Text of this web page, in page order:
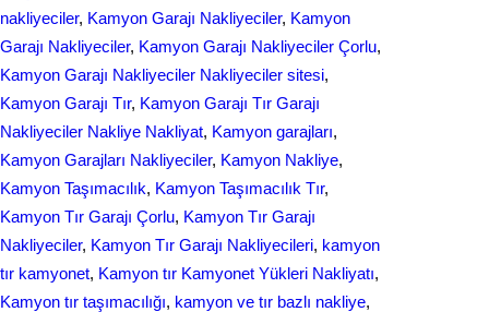
nakliyeciler, Kamyon Garajı Nakliyeciler, Kamyon
Garajı Nakliyeciler, Kamyon Garajı Nakliyeciler Çorlu
Kamyon Garajı Nakliyeciler Nakliyeciler sitesi
Kamyon Garajı Tır, Kamyon Garajı Tır Garajı
Nakliyeciler Nakliye Nakliyat, Kamyon garajları
Kamyon Garajları Nakliyeciler, Kamyon Nakliye
Kamyon Taşımacılık, Kamyon Taşımacılık Tır
Kamyon Tır Garajı Çorlu, Kamyon Tır Garajı
Nakliyeciler, Kamyon Tır Garajı Nakliyecileri, kamyon
tır kamyonet, Kamyon tır Kamyonet Yükleri Nakliyatı
Kamyon tır taşımacılığı, kamyon ve tır bazlı nakliye